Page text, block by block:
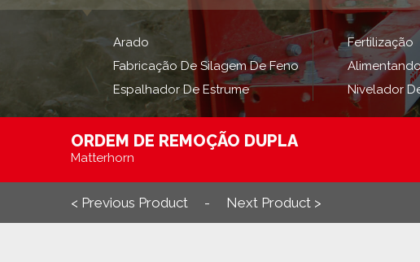
Arado Fertilização
Fabricação De Silagem De Feno
Espalhador De Estrume
Nivelador
ORDEM DE REMOÇÃO DUPLA
Matterhorn
< Previous Product - Next Product >